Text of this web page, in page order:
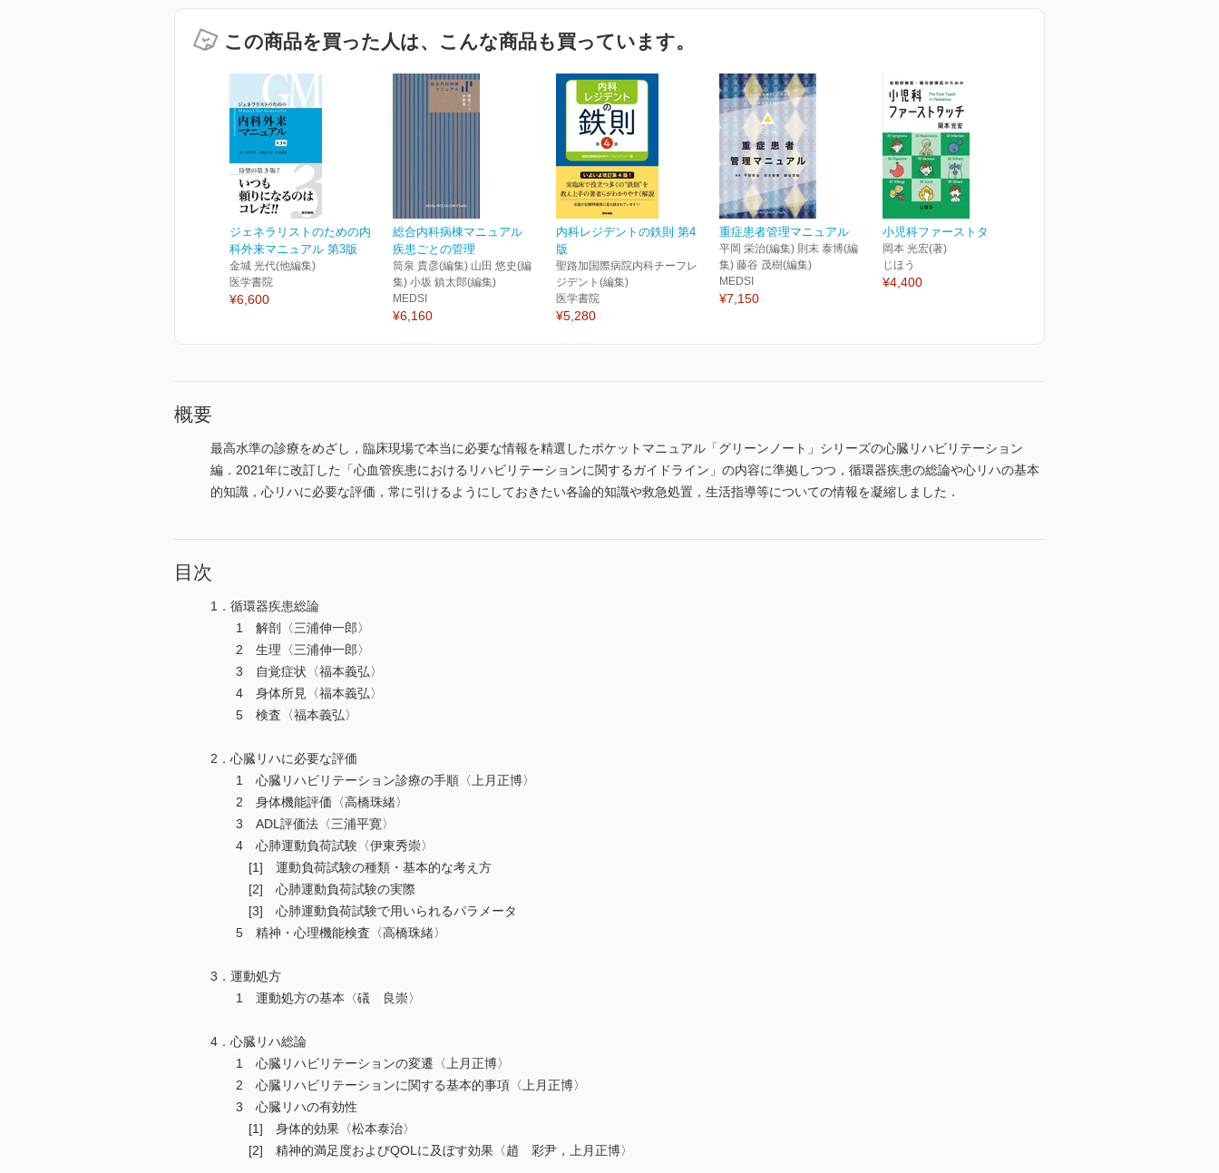
この商品を買った人は、こんな商品も買っています。
ジェネラリストのための内
科外来マニュアル 第3版
金城 光代(他編集)
医学書院
¥6,600
総合内科病棟マニュアル
疾患ごとの管理
筒泉 貴彦(編集) 山田 悠史(編
集) 小坂 鎮太郎(編集)
MEDSI
¥6,160
内科レジデントの鉄則 第4
版
聖路加国際病院内科チーフレ
ジデント(編集)
医学書院
¥5,280
重症患者管理マニュアル
平岡 栄治(編集) 則末 泰博(編
集) 藤谷 茂樹(編集)
MEDSI
¥7,150
小児科ファーストタッチ
岡本 光宏(著)
じほう
¥4,400
概要
最高水準の診療をめざし，臨床現場で本当に必要な情報を精選したポケットマニュアル「グリーンノート」シリーズの心臓リハビリテーション
編．2021年に改訂した「心血管疾患におけるリハビリテーションに関するガイドライン」の内容に準拠しつつ，循環器疾患の総論や心リハの基本
的知識，心リハに必要な評価，常に引けるようにしておきたい各論的知識や救急処置，生活指導等についての情報を凝縮しました．
目次
1．循環器疾患総論
1 解剖〈三浦伸一郎〉
2 生理〈三浦伸一郎〉
3 自覚症状〈福本義弘〉
4 身体所見〈福本義弘〉
5 検査〈福本義弘〉
2．心臓リハに必要な評価
1 心臓リハビリテーション診療の手順〈上月正博〉
2 身体機能評価〈高橋珠緒〉
3 ADL評価法〈三浦平寛〉
4 心肺運動負荷試験〈伊東秀崇〉
[1] 運動負荷試験の種類・基本的な考え方
[2] 心肺運動負荷試験の実際
[3] 心肺運動負荷試験で用いられるパラメータ
5 精神・心理機能検査〈高橋珠緒〉
3．運動処方
1 運動処方の基本〈礒 良崇〉
4．心臓リハ総論
1 心臓リハビリテーションの変遷〈上月正博〉
2 心臓リハビリテーションに関する基本的事項〈上月正博〉
3 心臓リハの有効性
[1] 身体的効果〈松本泰治〉
[2] 精神的満足度およびQOLに及ぼす効果〈趙 彩尹，上月正博〉